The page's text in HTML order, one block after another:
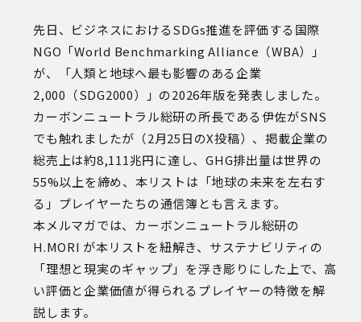
先日、ビジネスにおけるSDGs推進を評価する国際
NGO 「World Benchmarking Alliance （WBA）」
が、「人類と地球へ最も影響のある企業
2,000 （SDG2000）」の2026年版を発表しました。
カーボンニュートラル総研の所長である伊佐がSNS
でも触れましたが（2月25日のX投稿）、掲載企業の
総売上は約8,111兆円に達し、 GHG排出量は世界の
55%以上を締め、本リストは「地球の未来を左右す
る」プレイヤーたちの通信簿とも言えます。
本メルマガでは、カーボンニュートラル総研の
H.MORI が本リストを紐解き、サステナビリティの
「理想と現実のギャップ」を浮き彫りにした上で、高
い評価と企業価値が得られるプレイヤーの特徴を解
説します。